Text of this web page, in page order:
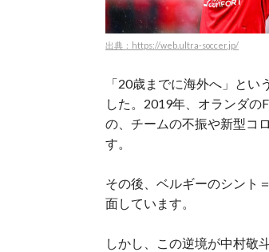
出典：https://web.ultra-soccer.jp/
「20歳までに海外へ」と
した。 2019年、オランダの
の、チームの不振や新型コ
す。
その後、ベルギーのシント
面しています。
しかし、この逆境が中村敬